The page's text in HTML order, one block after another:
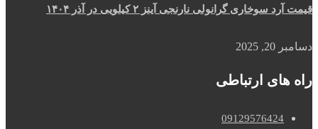
قیمت آرد سوخاری گرانولی نارنجی آینز ۲ کیلویی در آذر ۱۴۰۴
دسامبر 20, 2025
راه های ارتباطی
09129576424